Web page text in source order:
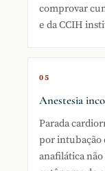
comprovar
e da CCIH
05
Anestesia
Parada
por intubação
anafilática